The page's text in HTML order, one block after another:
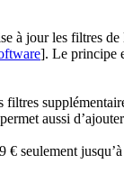
à jour les filtres
]. Le principe
aussi
€ seulement